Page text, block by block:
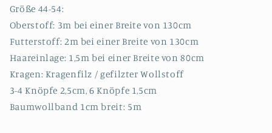
Größe 44-54:
Oberstoff: 3m bei einer Breite von 130cm
Futterstoff: 2m bei einer Breite von 130cm
Haareinlage: 1,5m bei einer Breite von 80cm
Kragen: Kragenfilz / gefilzter Wollstoff
3-4 Knöpfe 2,5cm, 6 Knöpfe 1,5cm
Baumwollband 1cm breit: 5m